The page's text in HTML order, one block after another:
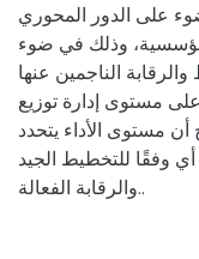
على الدور المحوري
المؤسسية، وذلك في ضوء
الناجمين عنها.
مستوى إدارة توزيع
أن مستوى الأداء يتحدد
أي وفقًا للتخطيط الجيد
والرقابة الفعالة..